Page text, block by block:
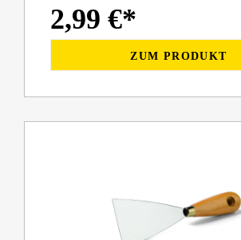
2,99 €*
ZUM PRODUKT